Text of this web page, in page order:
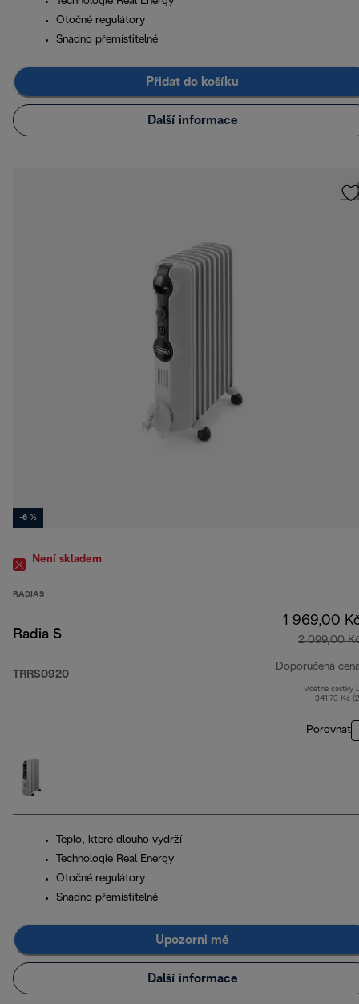
Otočné regulátory
Snadno přemístitelné
Přidat do košíku
Další informace
-6 %
Není skladem
RADIAS
Radia S
TRRS0920
1 969,00
2 099,00
Doporučená
Včetně částky
341,73 Kč
Porovnat
Teplo, které dlouho vydrží
Technologie Real Energy
Otočné regulátory
Snadno přemístitelné
Upozorni mě
Další informace